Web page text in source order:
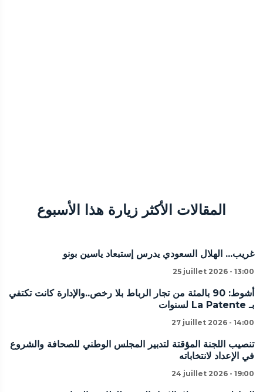
المقالات الأكثر زيارة هذا الأسبوع
غريب... الهلال السعودي يدرس إستبعاد ياسين بونو
25 juillet 2026 - 13:00
أشوط: 90 بالمئة من تجار الرباط بلا رخص..والإدارة كانت تكتفي
بـ La Patente لسنوات
27 juillet 2026 - 14:00
تنصيب اللجنة المؤقتة لتدبير المجلس الوطني للصحافة والشروع
في الإعداد لانتخاباته
24 juillet 2026 - 19:00